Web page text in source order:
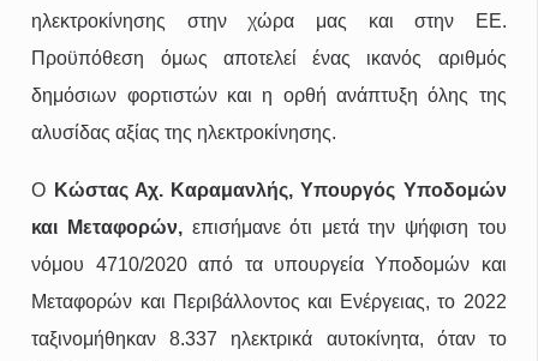
ηλεκτροκίνησης στην χώρα μας και στην ΕΕ.
Προϋπόθεση όμως αποτελεί ένας ικανός αριθμός
δημόσιων φορτιστών και η ορθή ανάπτυξη όλης της
αλυσίδας αξίας της ηλεκτροκίνησης.
O Κώστας Αχ. Καραμανλής, Υπουργός Υποδομών
και Μεταφορών, επισήμανε ότι μετά την ψήφιση του
νόμου 4710/2020 από τα υπουργεία Υποδομών και
Μεταφορών και Περιβάλλοντος και Ενέργειας, το 2022
ταξινομήθηκαν 8.337 ηλεκτρικά αυτοκίνητα, όταν το